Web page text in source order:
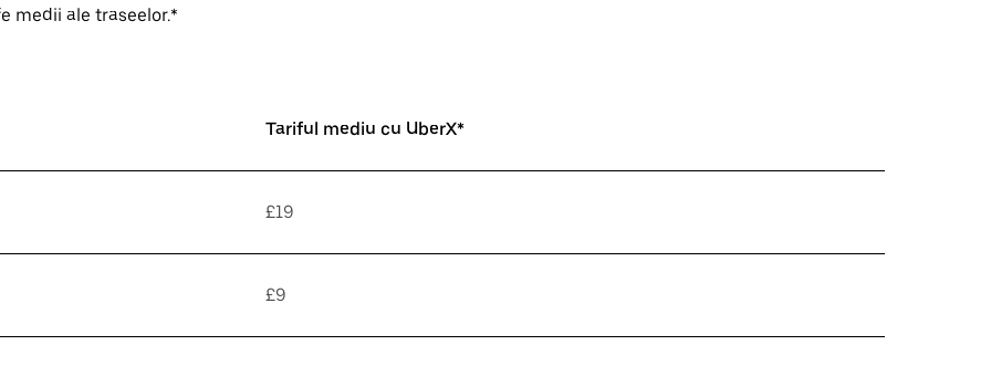
medii ale traseelor.*
Tariful mediu cu UberX*
£19
£9